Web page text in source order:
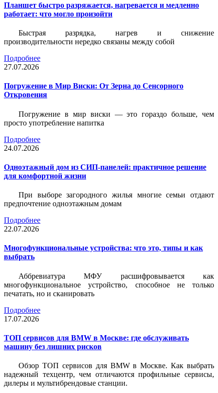
Планшет быстро разряжается, нагревается и медленно
работает: что могло произойти
Быстрая разрядка, нагрев и снижение
производительности нередко связаны между собой
Подробнее
27.07.2026
Погружение в Мир Виски: От Зерна до Сенсорного
Откровения
Погружение в мир виски — это гораздо больше, чем
просто употребление напитка
Подробнее
24.07.2026
Одноэтажный дом из СИП-панелей: практичное решение
для комфортной жизни
При выборе загородного жилья многие семьи отдают
предпочтение одноэтажным домам
Подробнее
22.07.2026
Многофункциональные устройства: что это, типы и как
выбрать
Аббревиатура МФУ расшифровывается как
многофункциональное устройство, способное не только
печатать, но и сканировать
Подробнее
17.07.2026
ТОП сервисов для BMW в Москве: где обслуживать
машину без лишних рисков
Обзор ТОП сервисов для BMW в Москве. Как выбрать
надежный техцентр, чем отличаются профильные сервисы,
дилеры и мультибрендовые станции.